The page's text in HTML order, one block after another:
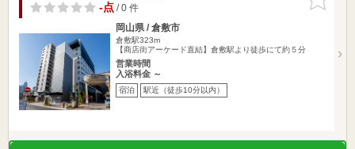
りに追加
-点/ 0 件
岡山県 / 倉敷市
倉敷駅323m
【商店街アーケード直結】倉敷駅より徒歩にて約５分
営業時間
入浴料金 ～
宿泊 駅近（徒歩10分以内）